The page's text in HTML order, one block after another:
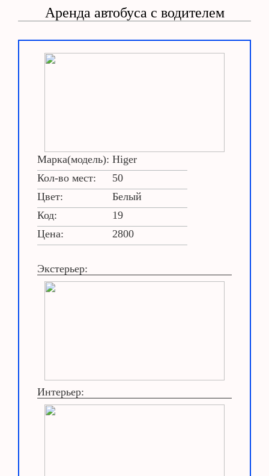
Аренда автобуса с водителем
Марка(модель): Higer
Кол-во мест:
50
Цвет:
Белый
Код:
19
Цена:
2800
Экстерьер:
Интерьер: